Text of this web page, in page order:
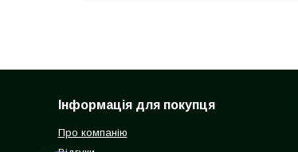
Інформація для покупця
Про компанію